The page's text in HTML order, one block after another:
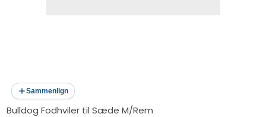
Sammenlign
Bulldog Fodhviler til Sæde M/Rem